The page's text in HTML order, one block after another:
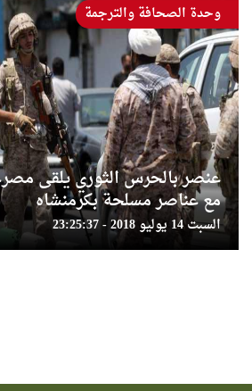
عنصر بالحرس الثوري يلقى
مع عناصر مسلحة بكرمنشاه
السبت 14 يوليو 2018 - 23:25:37
وحدة الصحافة والترجمة